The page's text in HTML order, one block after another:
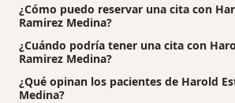
¿Cómo puedo reservar una cita con
Ramirez Medina?
¿Cuándo podría tener una cita con
Ramirez Medina?
¿Qué opinan los pacientes de Harold
Medina?